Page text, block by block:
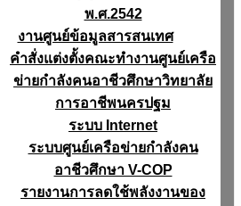
พ.ศ.2542
งานศูนย์ข้อมูลสารสนเทศ
คำสั่งแต่งตั้งคณะทำงานศูนย์เครือ
ข่ายกำลังคนอาชีวศึกษาวิทยาลัย
การอาชีพนครปฐม
ระบบ Internet
ระบบศูนย์เครือข่ายกำลังคน
อาชีวศึกษา V-COP
รายงานการลดใช้พลังงานของ